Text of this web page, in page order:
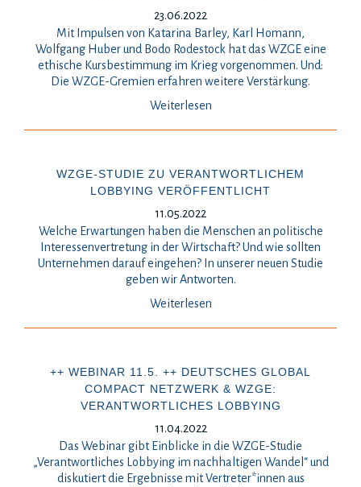
23.06.2022
Mit Impulsen von Katarina Barley, Karl Homann,
Wolfgang Huber und Bodo Rodestock hat das WZGE eine
ethische Kursbestimmung im Krieg vorgenommen. Und:
Die WZGE-Gremien erfahren weitere Verstärkung.
Weiterlesen
WZGE-STUDIE ZU VERANTWORTLICHEM
LOBBYING VERÖFFENTLICHT
11.05.2022
Welche Erwartungen haben die Menschen an politische
Interessenvertretung in der Wirtschaft? Und wie sollten
Unternehmen darauf eingehen? In unserer neuen Studie
geben wir Antworten.
Weiterlesen
++ WEBINAR 11.5. ++ DEUTSCHES GLOBAL
COMPACT NETZWERK & WZGE:
VERANTWORTLICHES LOBBYING
11.04.2022
Das Webinar gibt Einblicke in die WZGE-Studie
„Verantwortliches Lobbying im nachhaltigen Wandel“ und
diskutiert die Ergebnisse mit Vertreter*innen aus